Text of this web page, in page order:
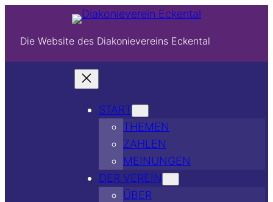
Die Website des Diakonievereins Eckental
START
THEMEN
ZAHLEN
MEINUNGEN
DER VEREIN
ÜBER